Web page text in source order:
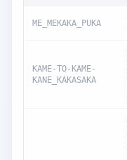
ME_MEKAKA_PUKA
KAME-TO-KAME-
KANE_KAKASAKA